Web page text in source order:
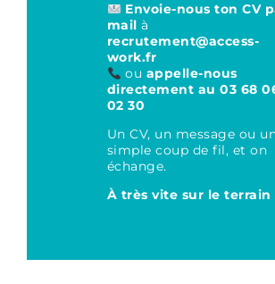
Envoie-nous ton CV
mail à
recrutement@access-
work.fr
ou appelle-nous
directement au 03 68
02 30
Un CV, un message ou
simple coup de fil, et on
échange.
À très vite sur le terrain